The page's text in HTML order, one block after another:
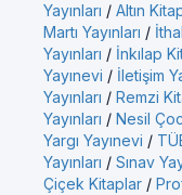
Yayınları / Altın
Martı Yayınları /
Yayınları / İnkılap
Yayınevi / İletişim
Yayınları / Remzi
Yayınları / Nesil
Yargı Yayınevi /
Yayınları / Sınav
Çiçek Kitaplar /